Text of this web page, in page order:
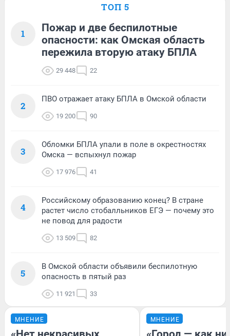
ТОП 5
1
Пожар и две беспилотные
опасности: как Омская область
пережила вторую атаку БПЛА
29 448 22
2
ПВО отражает атаку БПЛА в Омской области
19 200 90
3
Обломки БПЛА упали в поле в окрестностях
Омска — вспыхнул пожар
17 976 41
4
Российскому образованию конец? В стране
растет число стобалльников ЕГЭ — почему это
не повод для радости
13 509 82
5
В Омской области объявили беспилотную
опасность в пятый раз
11 921 33
МНЕНИЕ МНЕНИЕ